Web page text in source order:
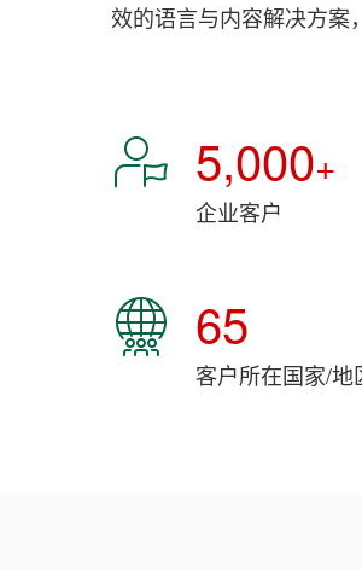
效的语言与内容解决方案
5,000+
企业客户
65
客户所在国家/地